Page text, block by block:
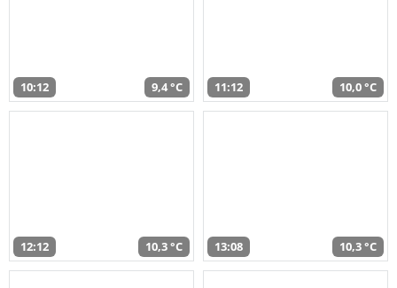
10:12 9,4 °C 11:12 10,0 °C
12:12 10,3 °C 13:08 10,3 °C